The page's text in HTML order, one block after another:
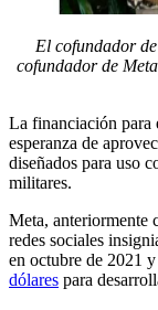
El cofundador
cofundador de
La financiación para
esperanza de
diseñados para uso
militares.
Meta, anteriormente
redes sociales
en octubre de 2021
dólares para